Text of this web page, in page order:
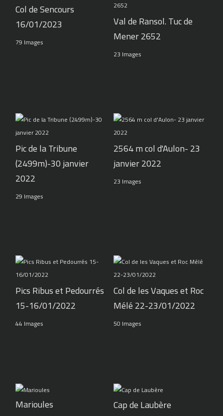
Col de Sencours
16/01/2023
79 Images
Val de Ransol. Tuc de
Mener 2652
23 Images
Pic de la Tribune
(2499m)-30 janvier
2022
29 Images
2564 m col d'Aulon- 23
janvier 2022
23 Images
Pics Ribus et Pedourrés
15-16/01/2022
44 Images
Col de les Vaques et Roc
Mélé 22-23/01/2022
50 Images
Marioules Cap de Laubère